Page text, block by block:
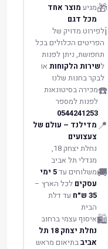
🎁מגיע מוצר אחד
מכל דגם
ℹ️לפירוט מדויק של
הפריטים הכלולים בכל
תחפושת, ניתן לפנות
לשירות הלקוחות או
לבקר בחנות שלנו
☎️מכירה בסיטונאות
לפנות למספר
0544241253
📍 מדילנד – עולם של
צעצועים
נחלת יצחק 18,
מגדלי תל אביב
🚚משלוחים עד 5 ימי
עסקים לכל הארץ –
35 ש״ח
עד דלת
הבית
🛍️איסוף עצמי ברחוב
נחלת יצחק 18 תל
אביבבתיאום מראש